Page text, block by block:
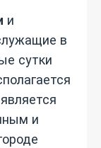
и
в
сутки
и